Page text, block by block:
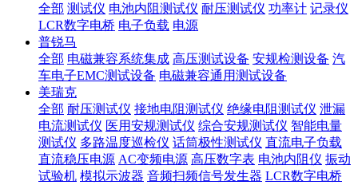
全部 测试仪 电池内阻测试仪 耐压测试仪 功率计 记录仪
LCR数字电桥 电子负载 电源
普锐马
全部 电磁兼容系统集成 高压测试设备 安规检测设备 汽
车电子EMC测试设备 电磁兼容通用测试设备
美瑞克
全部 耐压测试仪 接地电阻测试仪 绝缘电阻测试仪 泄漏
电流测试仪 医用安规测试仪 综合安规测试仪 智能电量
测试仪 多路温度巡检仪 话筒极性测试仪 直流电子负载
直流稳压电源 AC变频电源 高压数字表 电池内阻仪 振动
试验机 模拟示波器 音频扫频信号发生器 LCR数字电桥